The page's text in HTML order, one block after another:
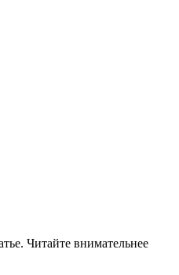
Читайте внимательнее